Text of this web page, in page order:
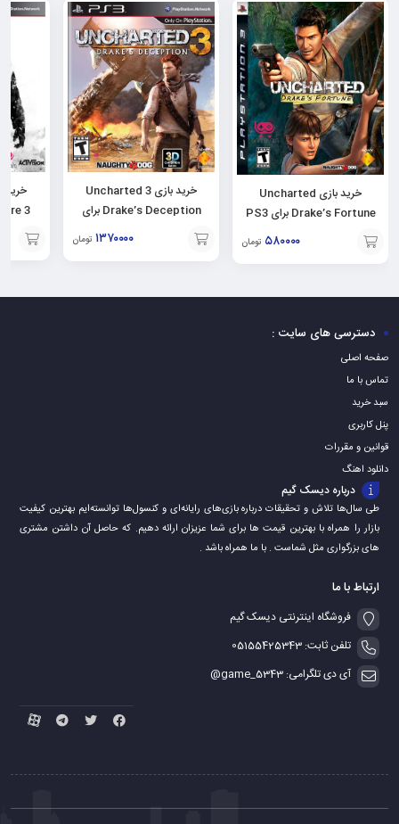
خرید بازی Uncharted
Drake’s Fortune برای PS3
۵۸۰۰۰۰ تومان
افزودن
به
خرید بازی Uncharted 3
Drake’s Deception برای
۱۳۷۰۰۰۰ تومان
افزودن
به
افزودن
به
دسترسی های سایت :
صفحه اصلی
تماس با ما
سبد خرید
پنل کاربری
قوانین و مقررات
دانلود اهنگ
درباره دیسک گیم
طی سال‌ها تلاش و تحقیقات درباره بازی‌های رایانه‌ای و کنسول‌ها توانسته‌ایم بهترین کیفیت
بازار را همراه با بهترین قیمت ها برای شما عزیزان ارائه دهیم. که حاصل آن داشتن مشتری
های بزرگواری مثل شماست . با ما همراه باشد .
ارتباط با ما
فروشگاه اینترنتی دیسک گیم
تلفن ثابت: 05155425343
آی دی تلگرامی: game_5343@